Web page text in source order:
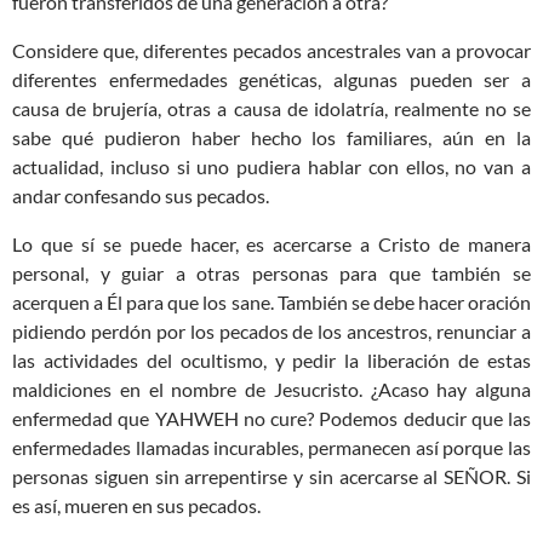
Considere que, diferentes pecados ancestrales van a provocar
diferentes enfermedades genéticas, algunas pueden ser a
causa de brujería, otras a causa de idolatría, realmente no se
sabe qué pudieron haber hecho los familiares, aún en la
actualidad, incluso si uno pudiera hablar con ellos, no van a
andar confesando sus pecados.
Lo que sí se puede hacer, es acercarse a Cristo de manera
personal, y guiar a otras personas para que también se
acerquen a Él para que los sane. También se debe hacer oración
pidiendo perdón por los pecados de los ancestros, renunciar a
las actividades del ocultismo, y pedir la liberación de estas
maldiciones en el nombre de Jesucristo. ¿Acaso hay alguna
enfermedad que YAHWEH no cure? Podemos deducir que las
enfermedades llamadas incurables, permanecen así porque las
personas siguen sin arrepentirse y sin acercarse al SEÑOR. Si
es así, mueren en sus pecados.